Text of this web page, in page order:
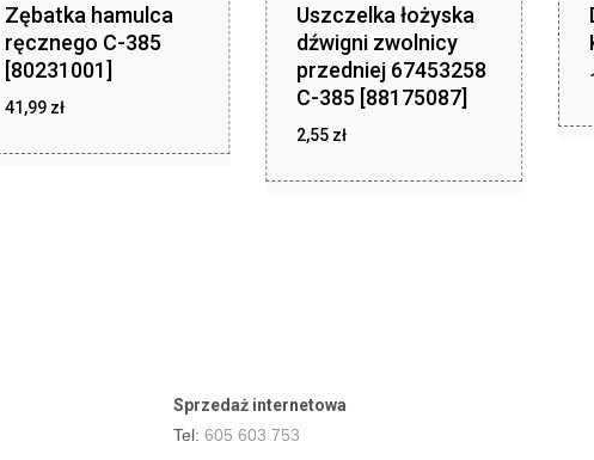
Zębatka hamulca
ręcznego C-385
[80231001]
41,99 zł
Uszczelka łożyska
dźwigni zwolnicy
przedniej 67453258
C-385 [88175087]
2,55 zł
Sprzedaż internetowa
Tel: 605 603 753